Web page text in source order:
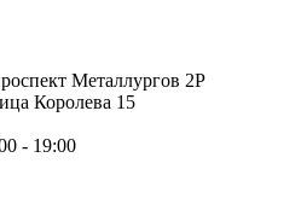
Металлургов 2Р
Королева 15
- 19:00